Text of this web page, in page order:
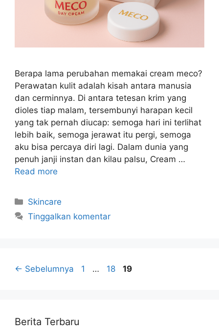
Berapa lama perubahan memakai cream meco?
Perawatan kulit adalah kisah antara manusia
dan cerminnya. Di antara tetesan krim yang
dioles tiap malam, tersembunyi harapan kecil
yang tak pernah diucap: semoga hari ini terlihat
lebih baik, semoga jerawat itu pergi, semoga
aku bisa percaya diri lagi. Dalam dunia yang
penuh janji instan dan kilau palsu, Cream …
Read more
Kategori
Skincare
Tinggalkan komentar
← Sebelumnya Halaman
1 … Halaman
18 Halaman
19
Berita Terbaru